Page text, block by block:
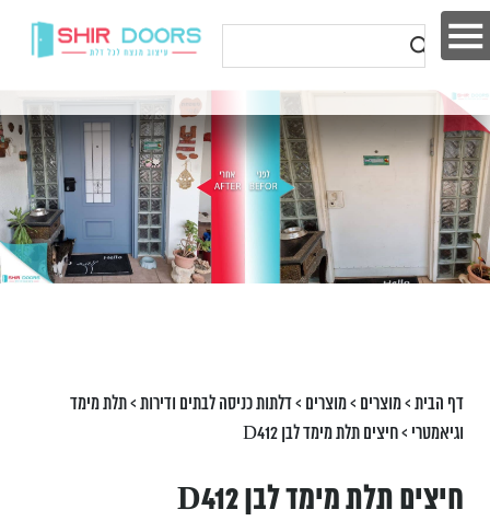
דף הבית>מוצרים >מוצרים >דלתות כניסה לבתים ודירות>תלת מימד
וגיאמטרי >חיצים תלת מימד לבן D412
חיצים תלת מימד לבן D412